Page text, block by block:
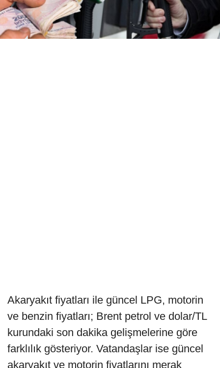
Akaryakıt fiyatları ile güncel LPG, motorin
ve benzin fiyatları; Brent petrol ve dolar/TL
kurundaki son dakika gelişmelerine göre
farklılık gösteriyor. Vatandaşlar ise güncel
akaryakıt ve motorin fiyatlarını merak